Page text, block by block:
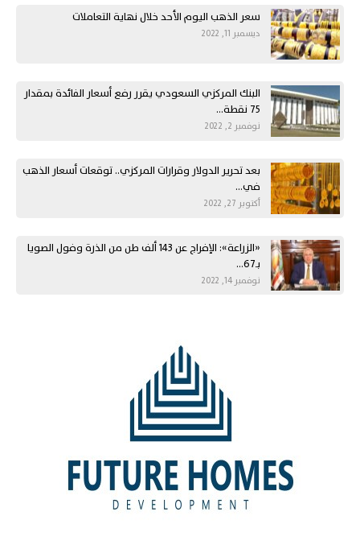
سعر الذهب اليوم الأحد خلال نهاية التعاملات
ديسمبر 11, 2022
البنك المركزي السعودي يقرر رفع أسعار الفائدة بمقدار
75 نقطة…
نوفمبر 2, 2022
بعد تحرير الدولار وقرارات المركزي.. توقعات أسعار الذهب
في…
أكتوبر 27, 2022
«الزراعة»: الإفراج عن 143 ألف طن من الذرة وفول الصويا
بـ67…
نوفمبر 14, 2022